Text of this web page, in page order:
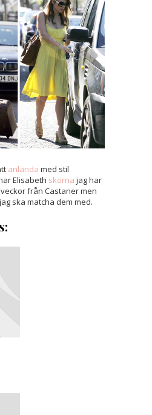
anlända med stil
Elisabeth skorna jag har
från Castaner men
ska matcha dem med.